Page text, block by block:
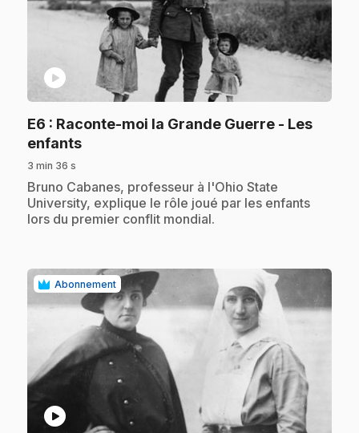
play_circle
E6 : Raconte-moi la Grande Guerre - Les
enfants.
3 min 36 s
.Bruno Cabanes, professeur à l'Ohio State
University, explique le rôle joué par les enfants
lors du premier conflit mondial.
Abonnement
play_circle